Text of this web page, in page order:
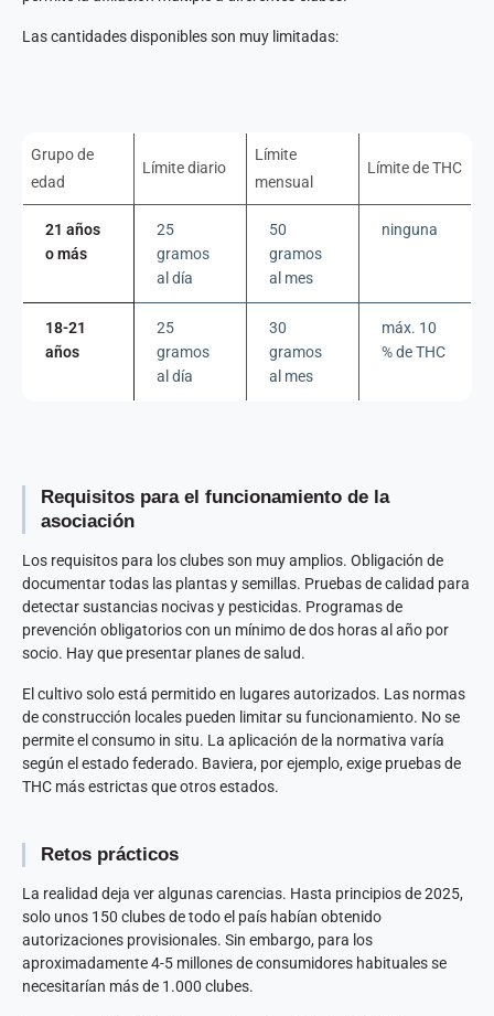
Las cantidades disponibles son muy limitadas:
Grupo de
edad
Límite diario
Límite
mensual
Límite de THC
21 años
o más
25
gramos
al día
50
gramos
al mes
ninguna
18-21
años
25
gramos
al día
30
gramos
al mes
máx. 10
% de THC
Requisitos para el funcionamiento de la
asociación
Los requisitos para los clubes son muy amplios. Obligación de
documentar todas las plantas y semillas. Pruebas de calidad para
detectar sustancias nocivas y pesticidas. Programas de
prevención obligatorios con un mínimo de dos horas al año por
socio. Hay que presentar planes de salud.
El cultivo solo está permitido en lugares autorizados. Las normas
de construcción locales pueden limitar su funcionamiento. No se
permite el consumo in situ. La aplicación de la normativa varía
según el estado federado. Baviera, por ejemplo, exige pruebas de
THC más estrictas que otros estados.
Retos prácticos
La realidad deja ver algunas carencias. Hasta principios de 2025,
solo unos 150 clubes de todo el país habían obtenido
autorizaciones provisionales. Sin embargo, para los
aproximadamente 4-5 millones de consumidores habituales se
necesitarían más de 1.000 clubes.